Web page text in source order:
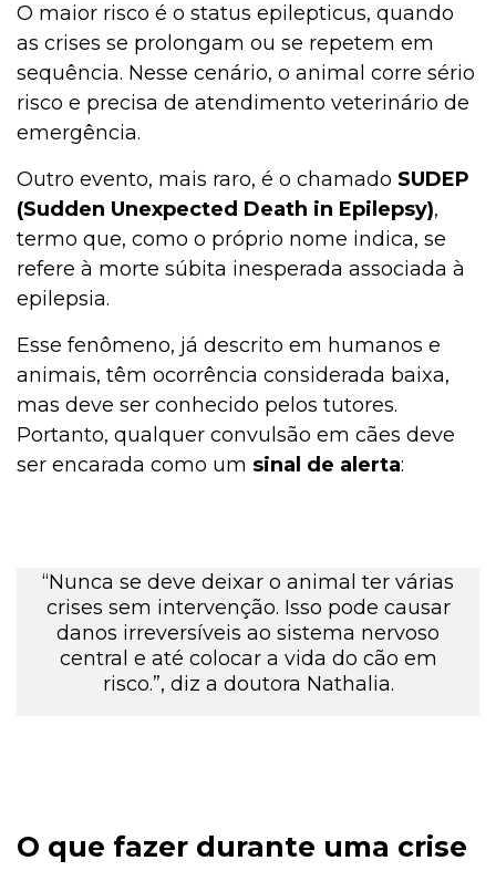
O maior risco é o status epilepticus, quando
as crises se prolongam ou se repetem em
sequência. Nesse cenário, o animal corre sério
risco e precisa de atendimento veterinário de
emergência.
Outro evento, mais raro, é o chamado SUDEP
(Sudden Unexpected Death in Epilepsy),
termo que, como o próprio nome indica, se
refere à morte súbita inesperada associada à
epilepsia.
Esse fenômeno, já descrito em humanos e
animais, têm ocorrência considerada baixa,
mas deve ser conhecido pelos tutores.
Portanto, qualquer convulsão em cães deve
ser encarada como um sinal de alerta:
“Nunca se deve deixar o animal ter várias
crises sem intervenção. Isso pode causar
danos irreversíveis ao sistema nervoso
central e até colocar a vida do cão em
risco.”, diz a doutora Nathalia.
O que fazer durante uma crise